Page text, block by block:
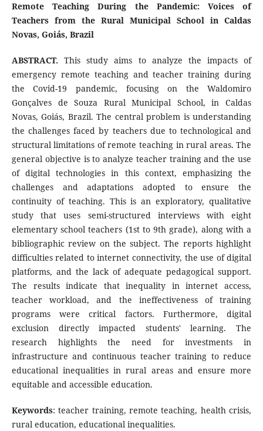
Remote Teaching During the Pandemic: Voices of
Teachers from the Rural Municipal School in Caldas
Novas, Goiás, Brazil
ABSTRACT.This study aims to analyze the impacts of
emergency remote teaching and teacher training during
the Covid-19 pandemic, focusing on the Waldomiro
Gonçalves de Souza Rural Municipal School, in Caldas
Novas, Goiás, Brazil. The central problem is understanding
the challenges faced by teachers due to technological and
structural limitations of remote teaching in rural areas. The
general objective is to analyze teacher training and the use
of digital technologies in this context, emphasizing the
challenges and adaptations adopted to ensure the
continuity of teaching. This is an exploratory, qualitative
study that uses semi-structured interviews with eight
elementary school teachers (1st to 9th grade), along with a
bibliographic review on the subject. The reports highlight
difficulties related to internet connectivity, the use of digital
platforms, and the lack of adequate pedagogical support.
The results indicate that inequality in internet access,
teacher workload, and the ineffectiveness of training
programs were critical factors. Furthermore, digital
exclusion directly impacted students' learning. The
research highlights the need for investments in
infrastructure and continuous teacher training to reduce
educational inequalities in rural areas and ensure more
equitable and accessible education.
Keywords: teacher training, remote teaching, health crisis,
rural education, educational inequalities.